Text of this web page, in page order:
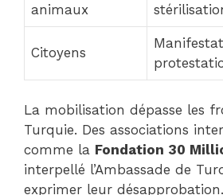
animaux
Citoyens
La mobilisation dépasse les
Turquie. Des associations
comme la Fondation 30
interpellé l’Ambassade de
exprimer leur